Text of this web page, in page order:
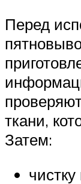
Перед
ткани,
Затем: